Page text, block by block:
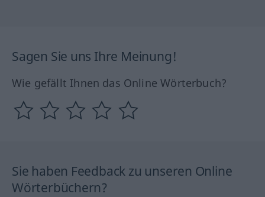
Sagen Sie uns Ihre Meinung!
Wie gefällt Ihnen das Online Wörterbuch?
Sie haben Feedback zu unseren Online
Wörterbüchern?